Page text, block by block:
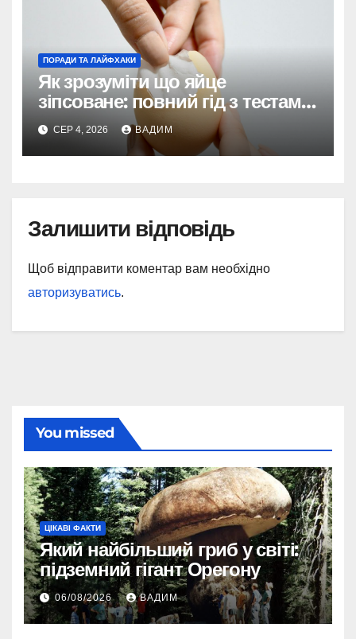
ПОРАДИ ТА ЛАЙФХАКИ
Як зрозуміти що яйце
зіпсоване: повний гід з тестами
та поясненнями
СЕР 4, 2026 ВАДИМ
Залишити відповідь
Щоб відправити коментар вам необхідно
авторизуватись.
You missed
ЦІКАВІ ФАКТИ
Який найбільший гриб у світі:
підземний гігант Орегону
06/08/2026 ВАДИМ